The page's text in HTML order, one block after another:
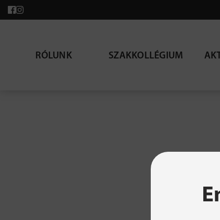
RÓLUNK SZAKKOLLÉGIUM
A